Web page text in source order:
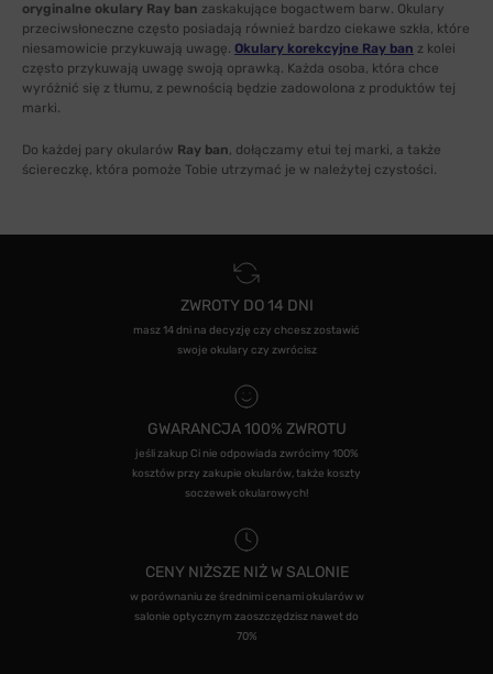
oryginalne okulary Ray ban zaskakujące bogactwem barw. Okulary
przeciwsłoneczne często posiadają również bardzo ciekawe szkła, które
niesamowicie przykuwają uwagę. Okulary korekcyjne Ray ban z kolei
często przykuwają uwagę swoją oprawką. Każda osoba, która chce
wyróżnić się z tłumu, z pewnością będzie zadowolona z produktów tej
marki.
Do każdej pary okularów Ray ban, dołączamy etui tej marki, a także
ściereczkę, która pomoże Tobie utrzymać je w należytej czystości.
ZWROTY DO 14 DNI
masz 14 dni na decyzję czy chcesz zostawić
swoje okulary czy zwrócisz
GWARANCJA 100% ZWROTU
jeśli zakup Ci nie odpowiada zwrócimy 100%
kosztów przy zakupie okularów, także koszty
soczewek okularowych!
CENY NIŻSZE NIŻ W SALONIE
w porównaniu ze średnimi cenami okularów w
salonie optycznym zaoszczędzisz nawet do
70%